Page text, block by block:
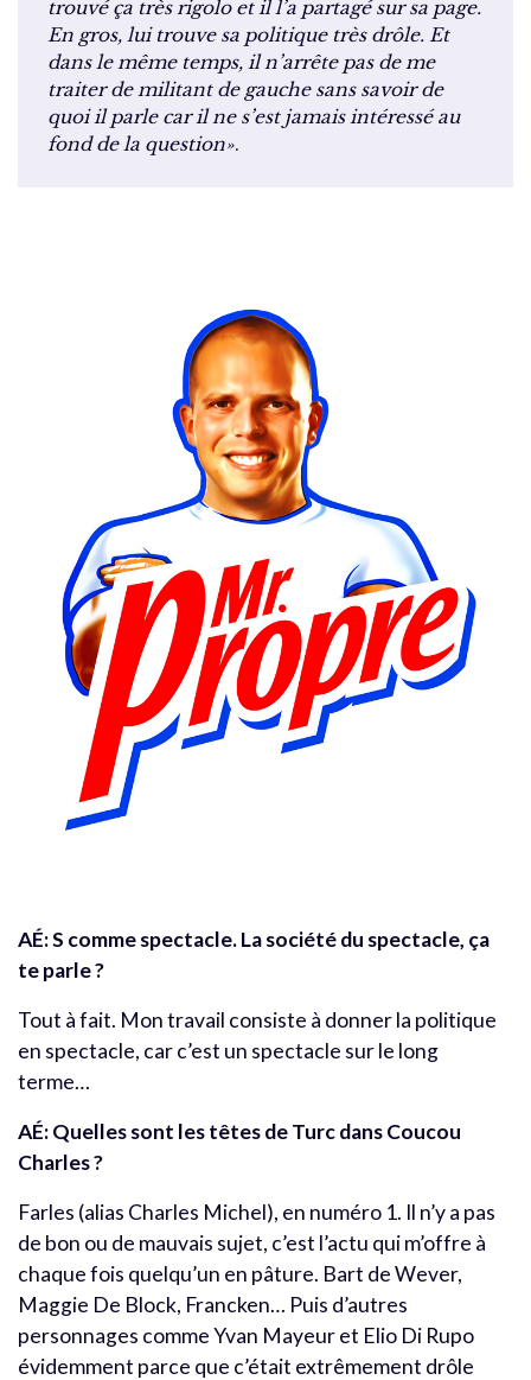
trouvé ça très rigolo et il l’a partagé sur sa page.
En gros, lui trouve sa politique très drôle. Et
dans le même temps, il n’arrête pas de me
traiter de militant de gauche sans savoir de
quoi il parle car il ne s’est jamais intéressé au
fond de la question».
AÉ:S comme spectacle. La société du spectacle, ça
te parle ?
Tout à fait. Mon travail consiste à donner la politique
en spectacle, car c’est un spectacle sur le long
terme…
AÉ:Quelles sont les têtes de Turc dans Coucou
Charles ?
Farles (alias Charles Michel), en numéro 1. Il n’y a pas
de bon ou de mauvais sujet, c’est l’actu qui m’offre à
chaque fois quelqu’un en pâture. Bart de Wever,
Maggie De Block, Francken… Puis d’autres
personnages comme Yvan Mayeur et Elio Di Rupo
évidemment parce que c’était extrêmement drôle